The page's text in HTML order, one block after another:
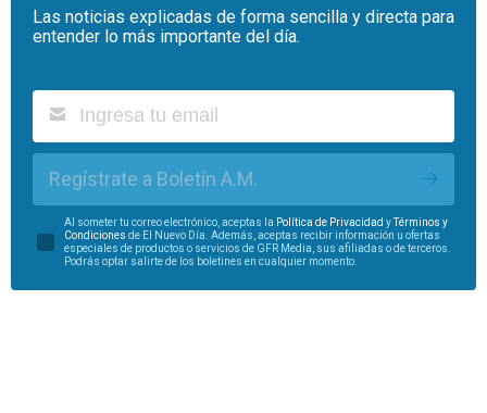
Las noticias explicadas de forma sencilla y directa para
entender lo más importante del día.
Regístrate a Boletín A.M.
Al someter tu correo electrónico, aceptas la Política de Privacidad yTérminos y
Condiciones de El Nuevo Día. Además, aceptas recibir información u ofertas
especiales de productos o servicios de GFR Media, sus afiliadas o de terceros.
Podrás optar salirte de los boletines en cualquier momento.